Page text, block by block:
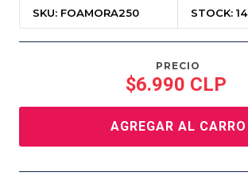
SKU: FOAMORA250 STOCK: 14
PRECIO
$6.990 CLP
AGREGAR AL CARRO